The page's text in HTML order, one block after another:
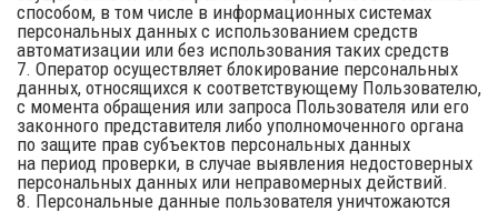
способом, в том числе в информационных системах
персональных данных с использованием средств
автоматизации или без использования таких средств
7. Оператор осуществляет блокирование персональных
данных, относящихся к соответствующему Пользователю,
с момента обращения или запроса Пользователя или его
законного представителя либо уполномоченного органа
по защите прав субъектов персональных данных
на период проверки, в случае выявления недостоверных
персональных данных или неправомерных действий.
8. Персональные данные пользователя уничтожаются